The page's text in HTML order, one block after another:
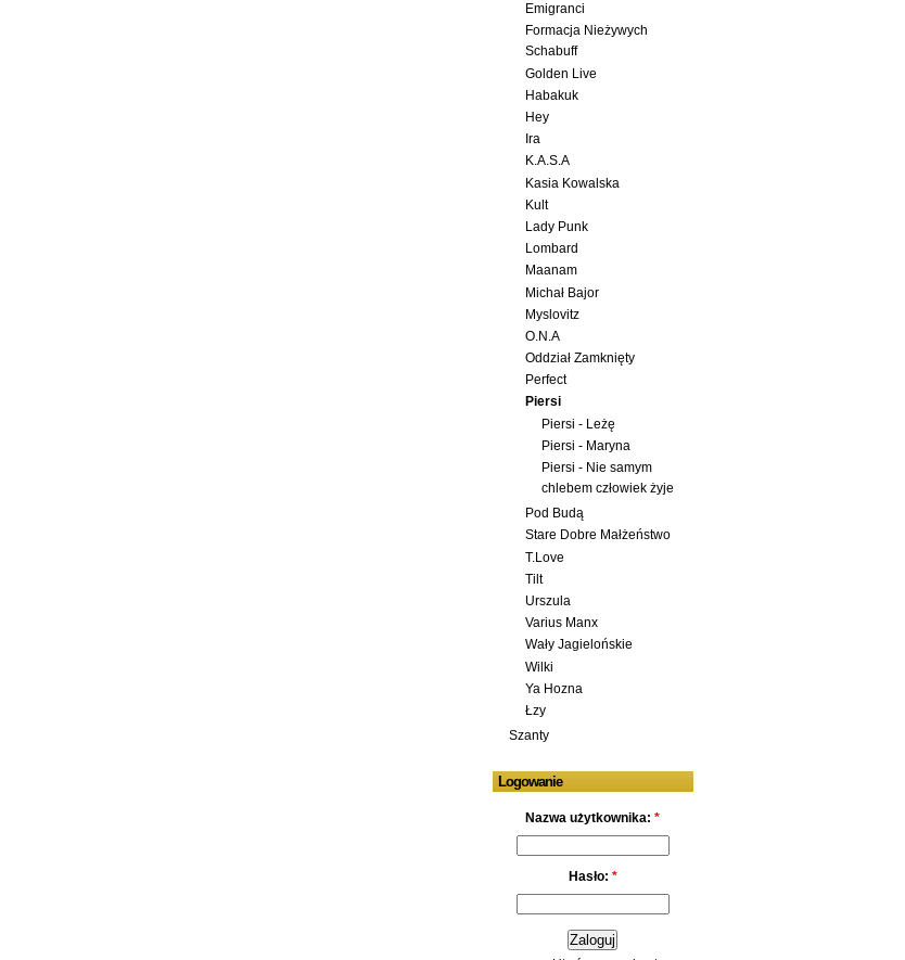
Emigranci
Formacja Nieżywych
Schabuff
Golden Live
Habakuk
Hey
Ira
K.A.S.A
Kasia Kowalska
Kult
Lady Punk
Lombard
Maanam
Michał Bajor
Myslovitz
O.N.A
Oddział Zamknięty
Perfect
Piersi
Piersi - Leżę
Piersi - Maryna
Piersi - Nie samym
chlebem człowiek żyje
Pod Budą
Stare Dobre Małżeństwo
T.Love
Tilt
Urszula
Varius Manx
Wały Jagielońskie
Wilki
Ya Hozna
Łzy
Szanty
Logowanie
Nazwa użytkownika: *
Hasło: *